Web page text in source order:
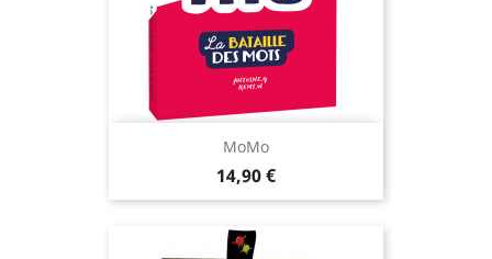
MoMo
Prix
14,90 €